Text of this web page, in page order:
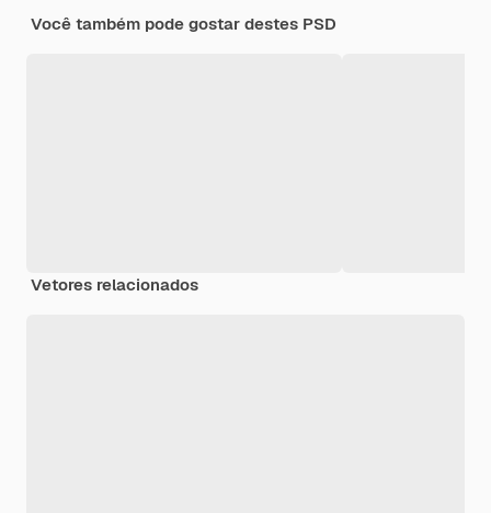
Você também pode gostar destes PSD
Vetores relacionados